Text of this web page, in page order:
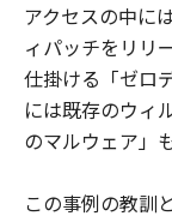
アクセスの中に
ィパッチをリリ
仕掛ける「ゼロ
には既存のウィ
のマルウェア」
この事例の教訓